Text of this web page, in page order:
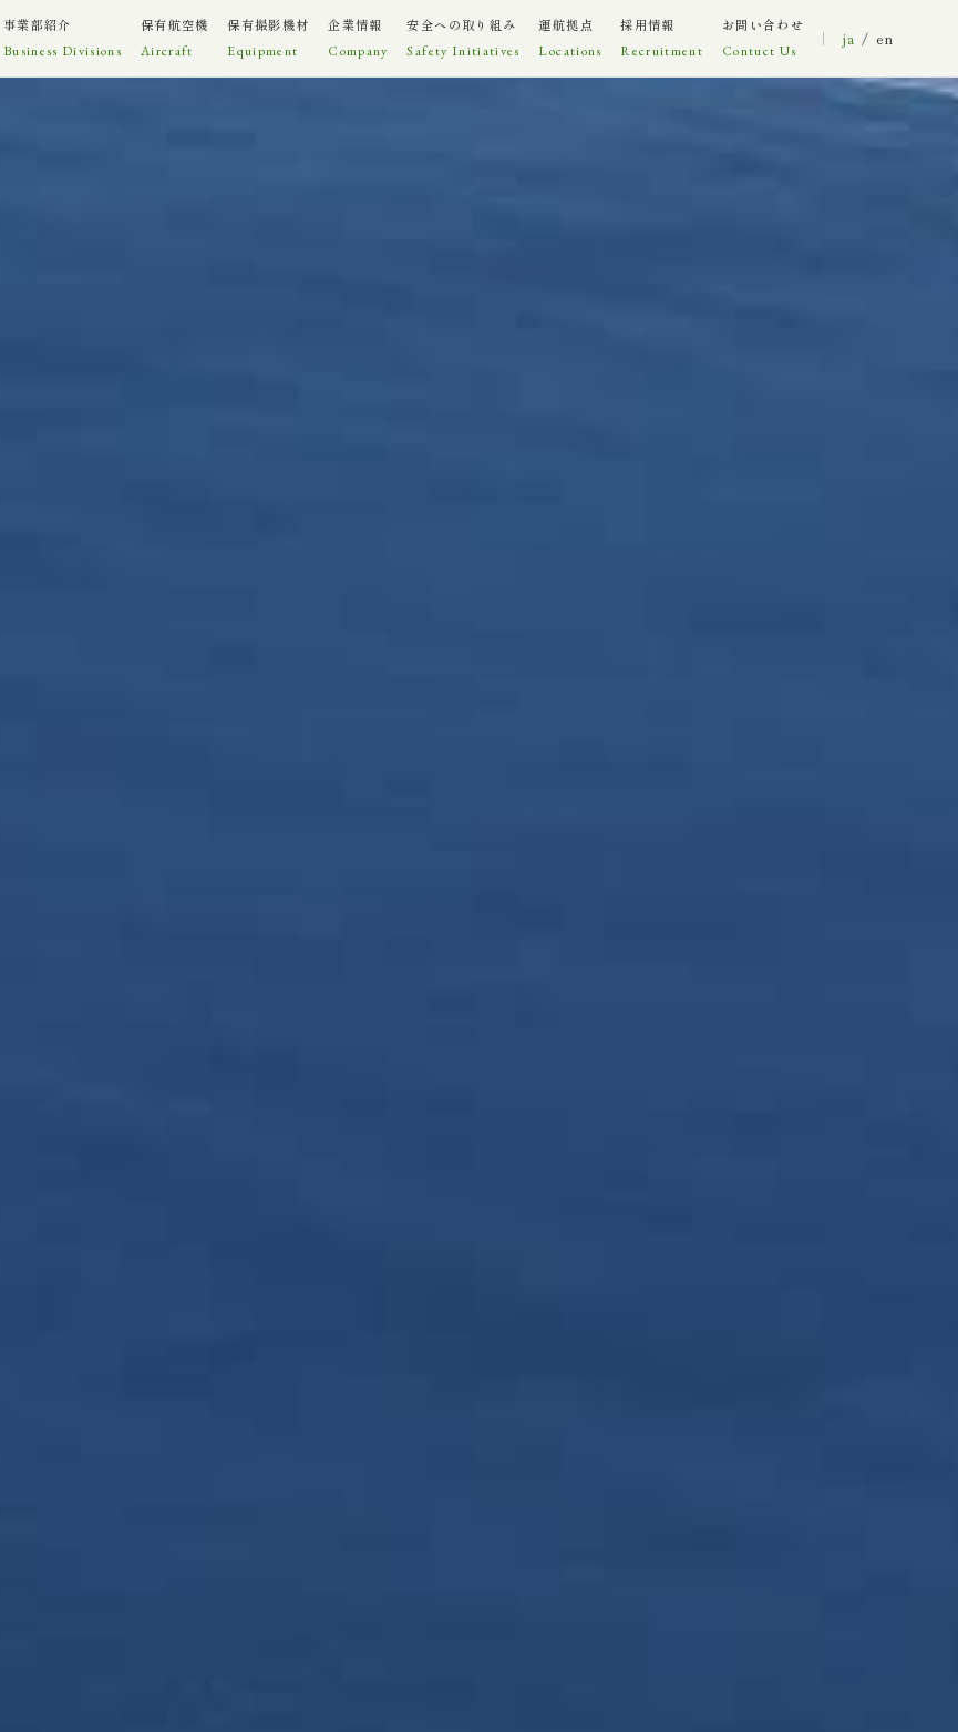
事業部紹介
Business Divisions
保有航空機
Aircraft
保有撮影機材
Equipment
企業情報
Company
安全への取り組み
Safety Initiatives
運航拠点
Locations
採用情報
Recruitment
お問い合わせ
Contuct Us
ja en